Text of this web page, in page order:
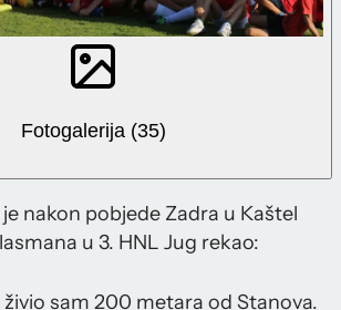
Fotogalerija (35)
je nakon pobjede Zadra u Kaštel
u 3. HNL Jug rekao:
sam 200 metara od Stanova.